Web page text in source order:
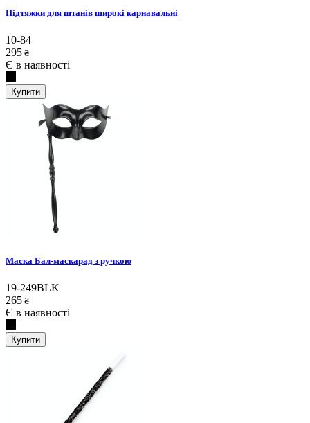
Підтяжки для штанів широкі карнавальні
10-84
295 ₴
Є в наявності
Купити
Маска Бал-маскарад з ручкою
19-249BLK
265 ₴
Є в наявності
Купити